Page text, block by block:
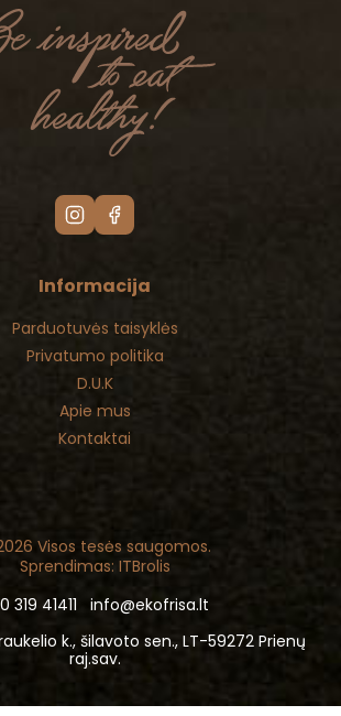
Informacija
Parduotuvės taisyklės
Privatumo politika
D.U.K
Apie mus
Kontaktai
Visos tesės saugomos.
Sprendimas: ITBrolis
319 41411
info@ekofrisa.lt
k., šilavoto sen., LT-59272 Prienų
raj.sav.